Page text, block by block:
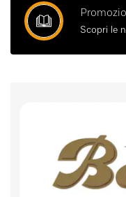
Scopri le